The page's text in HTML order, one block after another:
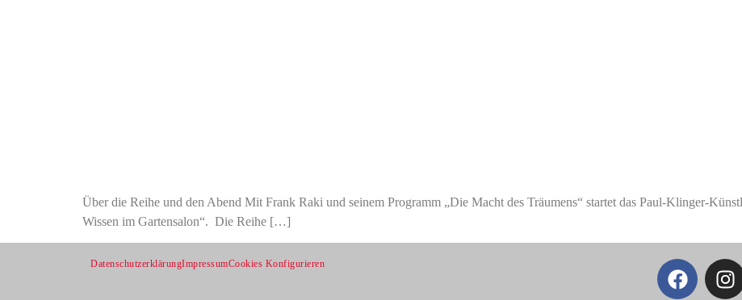
Über die Reihe und den Abend Mit Frank Raki und seinem Programm „Die Macht des Träumens“ startet das Paul-Klinger-
Wissen im Gartensalon“. Die Reihe […]
DatenschutzerklärungImpressumCookies Konfigurieren